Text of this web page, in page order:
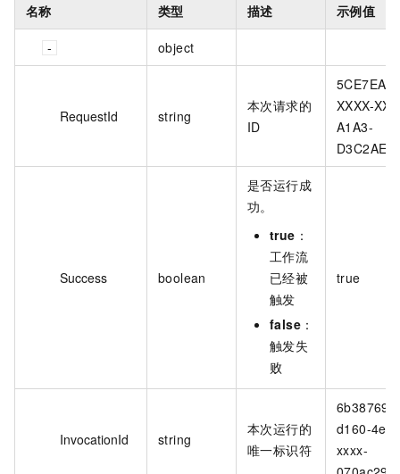
名称 类型 描述 示例值
object
RequestId string
本次请求的
ID
XXXX-
A1A3-
Success boolean
是否运行成
功。
true ：
工作流
已经被
触发
false ：
触发失
败
true
InvocationId string
本次运行的
唯一标识符
d160-
xxxx-